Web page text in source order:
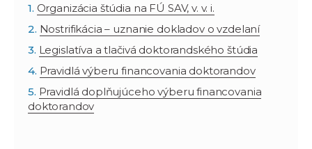
Organizácia štúdia na FÚ SAV, v. v. i.
Nostrifikácia – uznanie dokladov o vzdelaní
Legislatíva a tlačivá doktorandského štúdia
Pravidlá výberu financovania doktorandov
Pravidlá doplňujúceho výberu financovania
doktorandov